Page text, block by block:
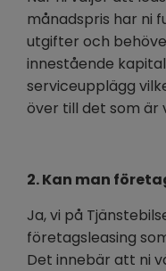
månadspris har ni
utgifter och
innestående
serviceupplägg
över till det som är
2. Kan man
Ja, vi på
företagsleasing
Det innebär att ni